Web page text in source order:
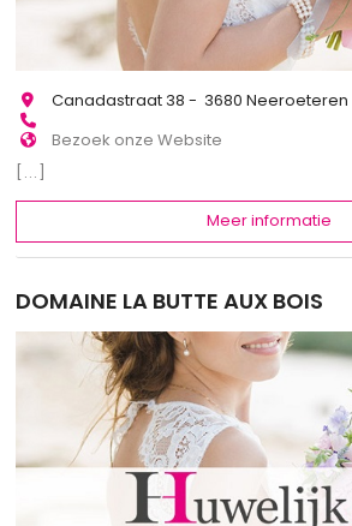
Canadastraat 38 - 3680 Neeroeteren
Bezoek onze Website
[...]
Meer informatie
DOMAINE LA BUTTE AUX BOIS